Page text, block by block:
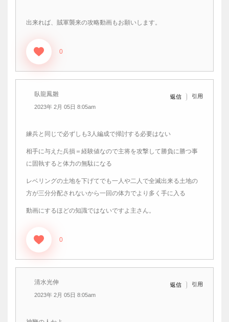
出来れば、賊軍襲来の攻略動画もお願いします。
0
臥龍鳳雛
2023年 2月 05日 8:05am
返信 引用
練兵と同じで必ずしも3人編成で掃討する必要はない
相手に与えた兵損＝経験値なので主将を攻撃して勝負に勝つ事
に固執すると体力の無駄になる
レベリングの土地を下げてでも一人や二人で全滅出来る土地の
方が三分分配されないから一回の体力でより多く手に入る
動画にするほどの知識ではないですよ主さん。
0
清水光伸
2023年 2月 05日 8:05am
返信 引用